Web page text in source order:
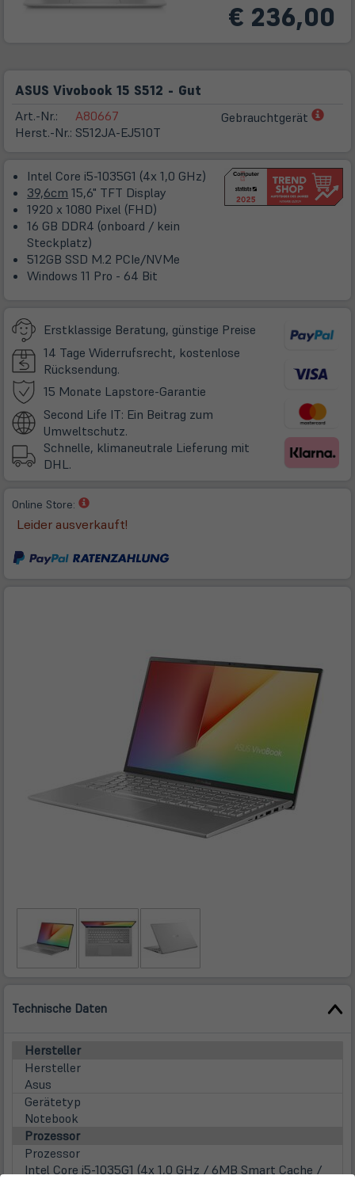
€ 236,00
ASUS Vivobook 15 S512 - Gut
Art.-Nr.:
Herst.-Nr.:
A80667
S512JA-EJ510T
Gebrauchtgerät
Tab)
Intel Core i5-1035G1 (4x 1,0 GHz)
39,6cm 15,6" TFT Display
1920 x 1080 Pixel (FHD)
16 GB DDR4 (onboard / kein
Steckplatz)
512GB SSD M.2 PCIe/NVMe
Windows 11 Pro - 64 Bit
Erstklassige Beratung, günstige Preise
14 Tage Widerrufsrecht, kostenlose
Rücksendung.
15 Monate Lapstore-Garantie
neuem
Second Life IT: Ein Beitrag zum
Umweltschutz.
Schnelle, klimaneutrale Lieferung mit
DHL.
Online Store:
(öffnet
in
neuem
Leider ausverkauft!
Technische Daten
Hersteller
Hersteller
Asus
Gerätetyp
Notebook
Prozessor
Prozessor
Intel Core i5-1035G1 (4x 1,0 GHz / 6MB Smart Cache /